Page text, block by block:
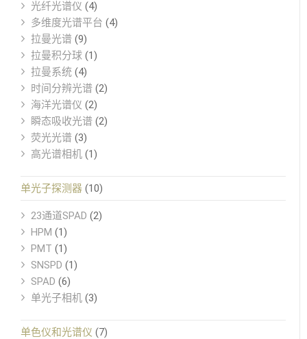
光纤光谱仪 (4)
多维度光谱平台 (4)
拉曼光谱 (9)
拉曼积分球 (1)
拉曼系统 (4)
时间分辨光谱 (2)
海洋光谱仪 (2)
瞬态吸收光谱 (2)
荧光光谱 (3)
高光谱相机 (1)
单光子探测器 (10)
23通道SPAD (2)
HPM (1)
PMT (1)
SNSPD (1)
SPAD (6)
单光子相机 (3)
单色仪和光谱仪 (7)